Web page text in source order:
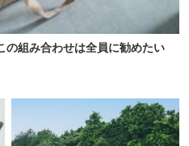
の組み合わせは全員に勧めたい